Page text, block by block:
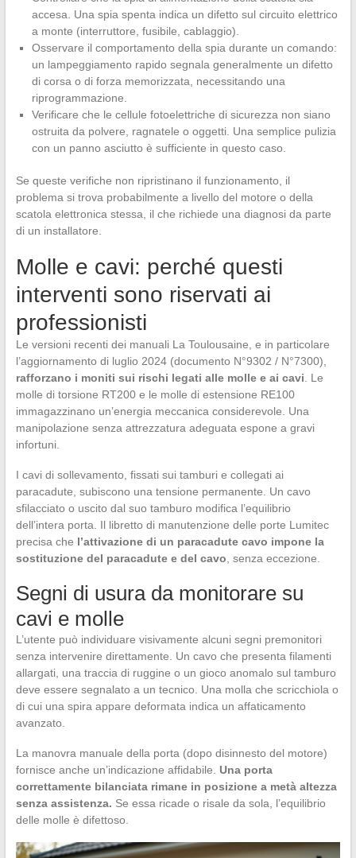
accesa. Una spia spenta indica un difetto sul circuito elettrico
a monte (interruttore, fusibile, cablaggio).
Osservare il comportamento della spia durante un comando:
un lampeggiamento rapido segnala generalmente un difetto
di corsa o di forza memorizzata, necessitando una
riprogrammazione.
Verificare che le cellule fotoelettriche di sicurezza non siano
ostruita da polvere, ragnatele o oggetti. Una semplice pulizia
con un panno asciutto è sufficiente in questo caso.
Se queste verifiche non ripristinano il funzionamento, il
problema si trova probabilmente a livello del motore o della
scatola elettronica stessa, il che richiede una diagnosi da parte
di un installatore.
Molle e cavi: perché questi
interventi sono riservati ai
professionisti
Le versioni recenti dei manuali La Toulousaine, e in particolare
l’aggiornamento di luglio 2024 (documento N°9302 / N°7300),
rafforzano i moniti sui rischi legati alle molle e ai cavi . Le
molle di torsione RT200 e le molle di estensione RE100
immagazzinano un’energia meccanica considerevole. Una
manipolazione senza attrezzatura adeguata espone a gravi
infortuni.
I cavi di sollevamento, fissati sui tamburi e collegati ai
paracadute, subiscono una tensione permanente. Un cavo
sfilacciato o uscito dal suo tamburo modifica l’equilibrio
dell’intera porta. Il libretto di manutenzione delle porte Lumitec
precisa che l’attivazione di un paracadute cavo impone la
sostituzione del paracadute e del cavo , senza eccezione.
Segni di usura da monitorare su
cavi e molle
L’utente può individuare visivamente alcuni segni premonitori
senza intervenire direttamente. Un cavo che presenta filamenti
allargati, una traccia di ruggine o un gioco anomalo sul tamburo
deve essere segnalato a un tecnico. Una molla che scricchiola o
di cui una spira appare deformata indica un affaticamento
avanzato.
La manovra manuale della porta (dopo disinnesto del motore)
fornisce anche un’indicazione affidabile. Una porta
correttamente bilanciata rimane in posizione a metà altezza
senza assistenza. Se essa ricade o risale da sola, l’equilibrio
delle molle è difettoso.